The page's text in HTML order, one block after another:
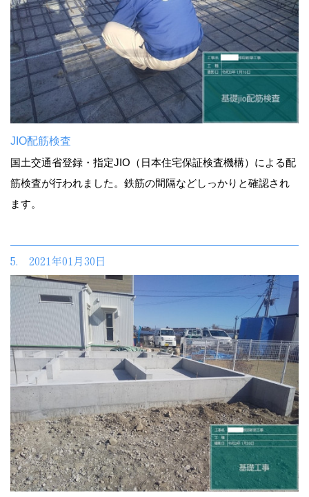
JIO配筋検査
国土交通省登録・指定JIO（日本住宅保証検査機構）による配
筋検査が行われました。鉄筋の間隔などしっかりと確認され
ます。
5. 2021年01月30日